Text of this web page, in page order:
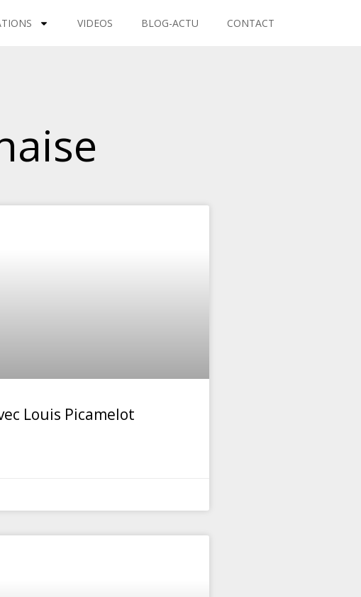
VIDEOS BLOG-ACTU CONTACT
Louis Picamelot